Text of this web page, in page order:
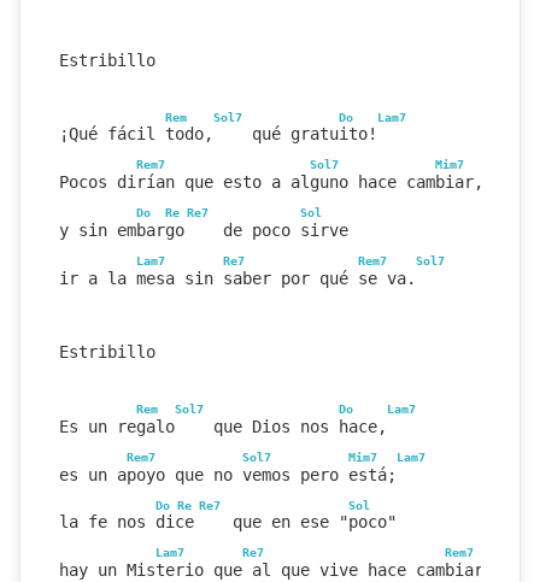
Estribillo
Rem Sol7 Do Lam7
¡Qué fácil todo,    qué gratuito!
Rem7 Sol7 Mim7
Pocos dirían que esto a alguno hace cambiar,
Do Re Re7 Sol
y sin embargo    de poco sirve
Lam7 Re7 Rem7 Sol7
ir a la mesa sin saber por qué se va.
Estribillo
Rem Sol7 Do Lam7
Es un regalo    que Dios nos hace,
Rem7 Sol7 Mim7 Lam7
es un apoyo que no vemos pero está;
Do Re Re7 Sol
la fe nos dice    que en ese "poco"
Lam7 Re7 Rem7
hay un Misterio que al que vive hace cambiar.